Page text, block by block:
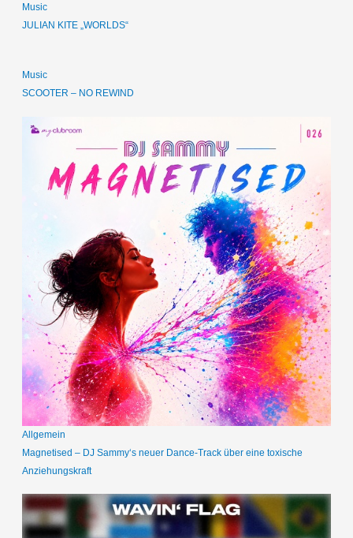
Music
JULIAN KITE „WORLDS“
Music
SCOOTER – NO REWIND
Allgemein
Magnetised – DJ Sammy‘s neuer Dance-Track über eine toxische
Anziehungskraft